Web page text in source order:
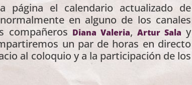
el calendario actualizado de
en alguno de los canales
compañeros Diana Valeria, Artur Sala y
un par de horas en directo
al coloquio y a la participación de los